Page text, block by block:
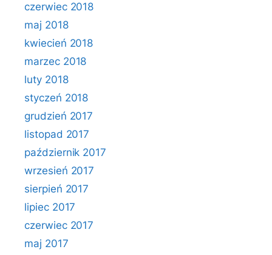
czerwiec 2018
maj 2018
kwiecień 2018
marzec 2018
luty 2018
styczeń 2018
grudzień 2017
listopad 2017
październik 2017
wrzesień 2017
sierpień 2017
lipiec 2017
czerwiec 2017
maj 2017